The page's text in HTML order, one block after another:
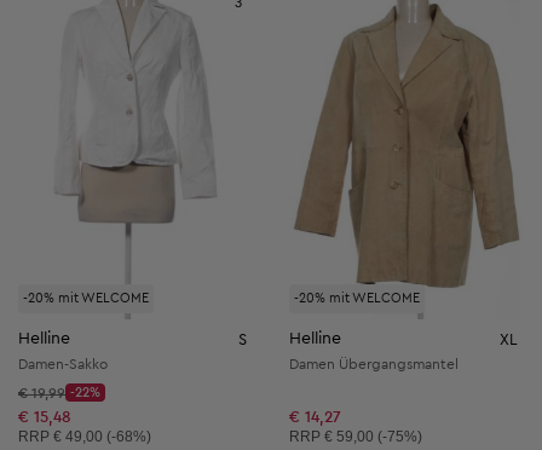
-20% mit WELCOME
Helline S
Damen-Sakko
Startpreis:
€ 19,99
Discount Price:
-22%
Reduzierter Preis:
€ 15,48
Unverbindliche Preisempfehlung:
RRP € 49,00 (-68%)
-20% mit WELCOME
Helline XL
Damen Übergangsmantel
€ 14,27
Unverbindliche Preisempfehlung:
RRP € 59,00 (-75%)